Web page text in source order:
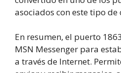
asociados con este tipo
En resumen, el puerto
MSN Messenger para
a través de Internet.